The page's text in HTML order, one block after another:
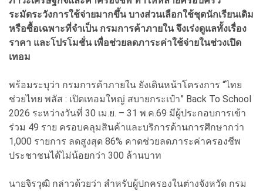
ระมัดระวังการใช้จ่ายมากขึ้น บางส่วนเลือกใช้ชุดนักเรียนเดิม
หรือซื้อเฉพาะที่จำเป็น กรมการค้าภายใน จึงเร่งดูแลทั้งเรื่อง
ราคา และโปรโมชั่น เพื่อช่วยลดภาระค่าใช้จ่ายในช่วงเปิด
เทอม
พร้อมระบุว่า กรมการค้าภายใน ยังเดินหน้าโครงการ “ไทย
ช่วยไทย พลัส : เปิดเทอมใหญ่ สบายกระเป๋า” Back To School
2026 ระหว่างวันที่ 30 เม.ย. – 31 พ.ค.69 มีผู้ประกอบการเข้า
ร่วม 49 ราย ครอบคลุมสินค้าและบริการด้านการศึกษากว่า
1,000 รายการ ลดสูงสุด 86% คาดช่วยลดภาระค่าครองชีพ
ประชาชนได้ไม่น้อยกว่า 300 ล้านบาท
นายจิรวุฒิ กล่าวด้วยว่า สำหรับผู้ปกครองในต่างจังหวัด กรม